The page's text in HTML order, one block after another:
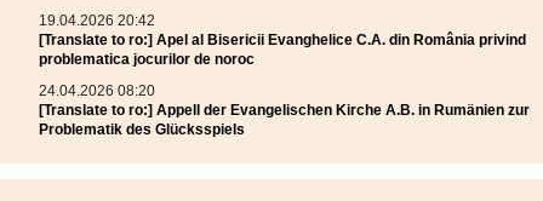
19.04.2026 20:42
[Translate to ro:] Apel al Bisericii Evanghelice C.A. din România privind
problematica jocurilor de noroc
24.04.2026 08:20
[Translate to ro:] Appell der Evangelischen Kirche A.B. in Rumänien zur
Problematik des Glücksspiels